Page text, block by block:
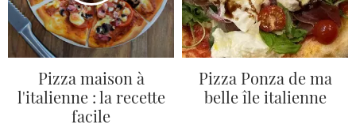
Pizza maison à
l'italienne : la recette
facile
Pizza Ponza de ma
belle île italienne